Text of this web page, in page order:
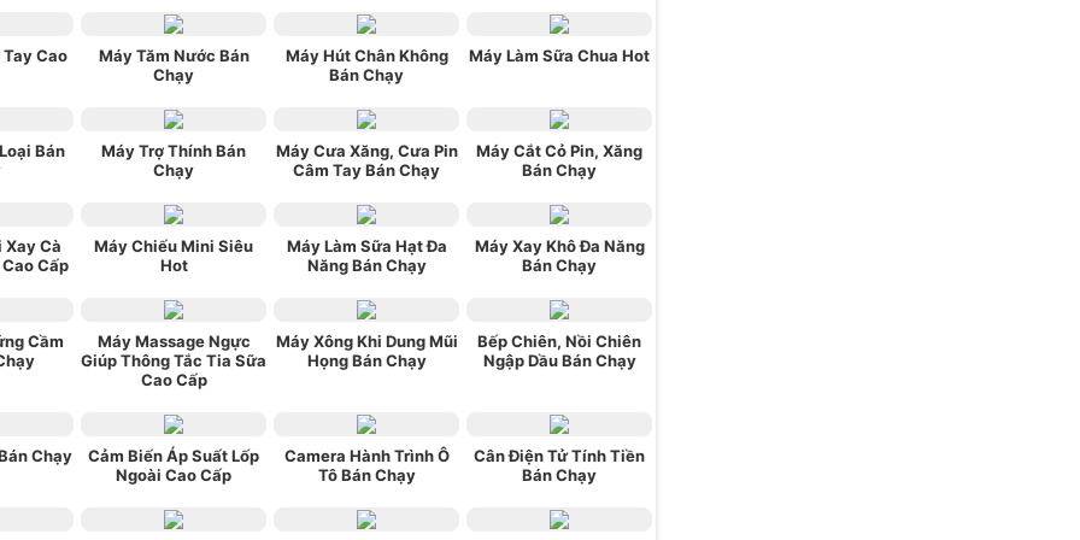
Cao
Máy Tăm Nước Bán
Chạy
Máy Hút Chân Không
Bán Chạy
Máy Làm Sữa Chua Hot
Bán
Máy Trợ Thính Bán
Chạy
Máy Cưa Xăng, Cưa Pin
Câm Tay Bán Chạy
Máy Cắt Cỏ Pin, Xăng
Bán Chạy
Xay Cà
Cấp
Máy Chiếu Mini Siêu
Hot
Máy Làm Sữa Hạt Đa
Năng Bán Chạy
Máy Xay Khô Đa Năng
Bán Chạy
Cầm
Máy Massage Ngực
Giúp Thông Tắc Tia Sữa
Cao Cấp
Máy Xông Khi Dung Mũi
Họng Bán Chạy
Bếp Chiên, Nồi Chiên
Ngập Dầu Bán Chạy
Chạy
Cảm Biến Áp Suất Lốp
Ngoài Cao Cấp
Camera Hành Trình Ô
Tô Bán Chạy
Cân Điện Tử Tính Tiền
Bán Chạy